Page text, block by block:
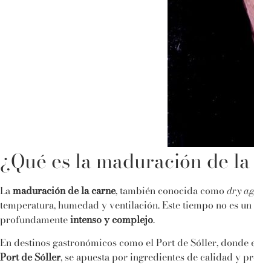
¿Qué es la maduración de
La maduración de la carne, también conocida como dry
temperatura, humedad y ventilación. Este tiempo no es
profundamente intenso y complejo.
En destinos gastronómicos como el Port de Sóller,
Port de Sóller, se apuesta por ingredientes de calidad y